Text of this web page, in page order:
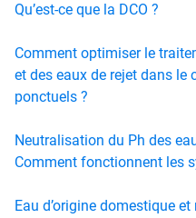
Qu’est-ce que la DCO ?
Comment optimiser le
et des eaux de rejet dans le
ponctuels ?
Neutralisation du Ph des
Comment fonctionnent les
Eau d’origine domestique